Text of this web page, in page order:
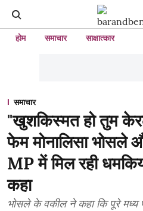
होम समाचार साक्षात्कार
समाचार
"खुशकिस्मत हो तुम
फेम मोनालिसा भोसले
MP में मिल रही
कहा
भोसले के वकील ने कहा कि पूरे मध्य